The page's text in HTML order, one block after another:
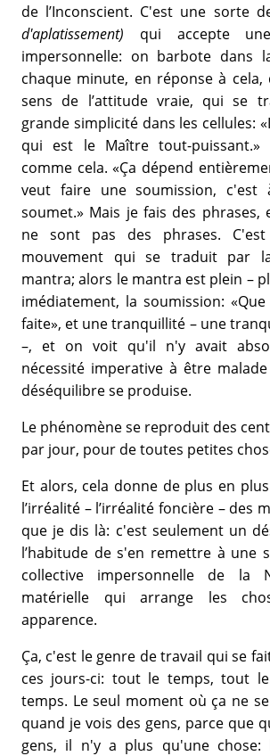
de l’Inconscient. C'est une sorte
d'aplatissement) qui accepte
impersonnelle: on barbote dans
chaque minute, en réponse à cela,
sens de l’attitude vraie, qui se
grande simplicité dans les cellules:
qui est le Maître tout-puissant.»
comme cela. «Ça dépend
veut faire une soumission,
soumet.» Mais je fais des phrases,
ne sont pas des phrases.
mouvement qui se traduit par
mantra; alors le mantra est plein –
imédiatement, la soumission:
faite», et une tranquillité – une
–, et on voit qu'il n'y avait
nécessité imperative à être
déséquilibre se produise.
Le phénomène se reproduit des
par jour, pour de toutes petites
Et alors, cela donne de plus en
l’irréalité – l’irréalité foncière – des
que je dis là: c'est seulement un
l’habitude de s'en remettre à une
collective impersonnelle de la
matérielle qui arrange les
apparence.
Ça, c'est le genre de travail qui se
ces jours-ci: tout le temps, tout
temps. Le seul moment où ça ne
quand je vois des gens, parce que
gens, il n'y a plus qu'une chose: